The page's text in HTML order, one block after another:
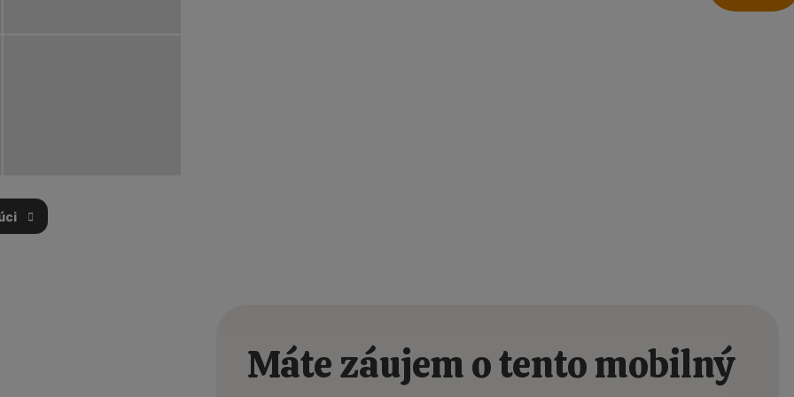
Máte záujem o tento mobilný